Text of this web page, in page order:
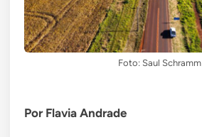
Foto: Saul Schramm
Por Flavia Andrade